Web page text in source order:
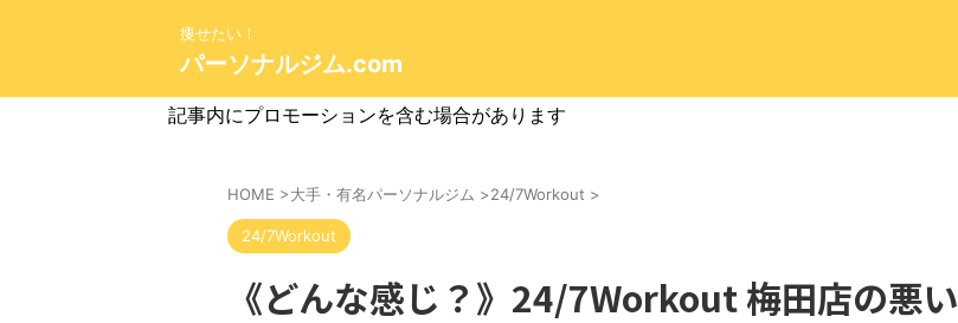
痩せたい！
パーソナルジム.com
記事内にプロモーションを含む場合があります
HOME >大手・有名パーソナルジム >24/7Workout >
24/7Workout
《どんな感じ？》24/7Workout 梅田店の悪い